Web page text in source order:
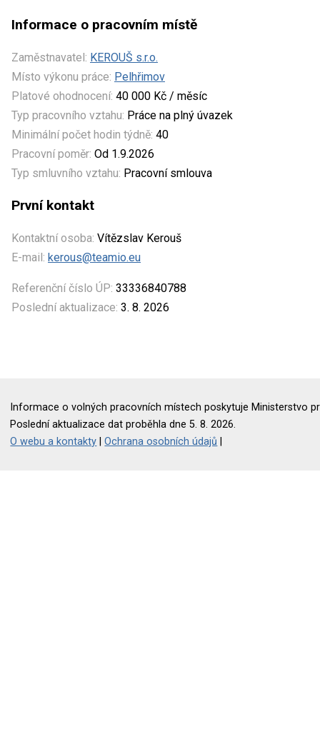
Informace o pracovním místě
Zaměstnavatel: KEROUŠ s.r.o.
Místo výkonu práce: Pelhřimov
Platové ohodnocení: 40 000 Kč / měsíc
Typ pracovního vztahu: Práce na plný úvazek
Minimální počet hodin týdně: 40
Pracovní poměr: Od 1.9.2026
Typ smluvního vztahu: Pracovní smlouva
První kontakt
Kontaktní osoba: Vítězslav Kerouš
E-mail: kerous@teamio.eu
Referenční číslo ÚP: 33336840788
Poslední aktualizace: 3. 8. 2026
Informace o volných pracovních místech poskytuje Ministerstvo
Poslední aktualizace dat proběhla dne 5. 8. 2026.
O webu a kontakty |Ochrana osobních údajů